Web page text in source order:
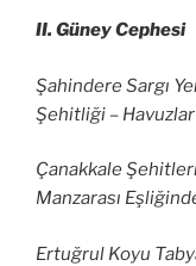
II. Güney Cephesi
Şahindere Sargı
Şehitliği –
Çanakkale
Manzarası
Ertuğrul Koyu